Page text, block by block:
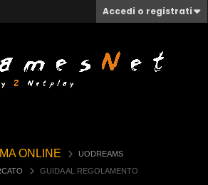
Accedi o registrati
ONLINE
UODREAMS
GUIDA AL REGOLAMENTO